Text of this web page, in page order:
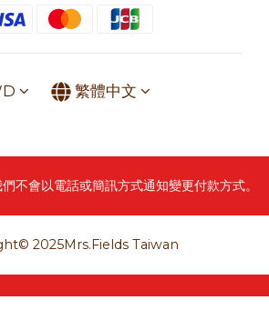
繁體中文
不會以電話或簡訊方式通知變更付款方式。
2025Mrs.Fields Taiwan